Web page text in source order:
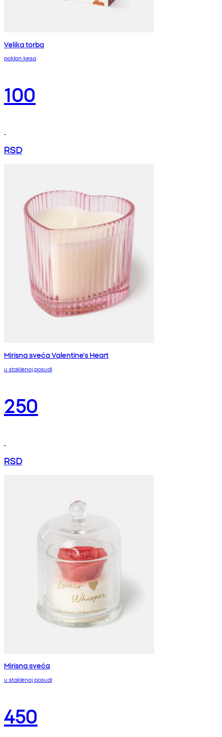
Velika torba
poklon kesa
100
RSD
Mirisna sveća Valentine's Heart
u staklenoj posudi
250
RSD
Mirisna sveća
u staklenoj posudi
450